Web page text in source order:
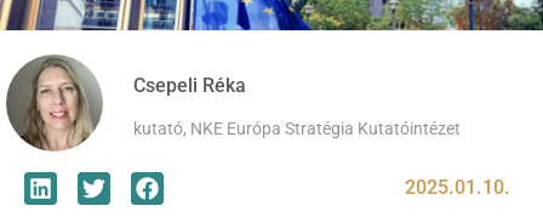
Csepeli Réka
kutató, NKE Európa Stratégia Kutatóintézet
2025.01.10.